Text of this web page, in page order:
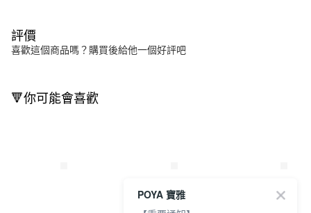
評價
喜歡這個商品嗎？購買後給他一個好評吧
🔻你可能會喜歡
POYA 寶雅